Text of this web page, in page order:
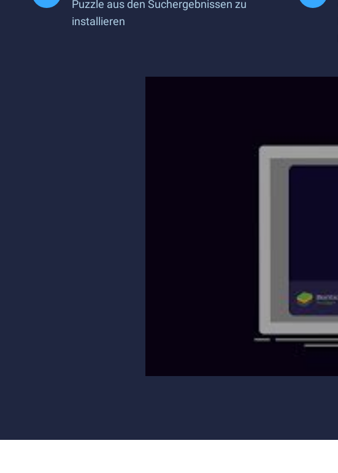
Puzzle aus den Suchergebnissen zu
installieren